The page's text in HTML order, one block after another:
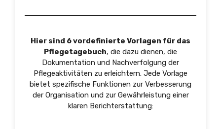
Hier sind 6 vordefinierte Vorlagen für das
Pflegetagebuch, die dazu dienen, die
Dokumentation und Nachverfolgung der
Pflegeaktivitäten zu erleichtern. Jede Vorlage
bietet spezifische Funktionen zur Verbesserung
der Organisation und zur Gewährleistung einer
klaren Berichterstattung: